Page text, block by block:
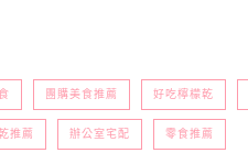
團購美食推薦 好吃檸檬乾
推薦 辦公室宅配 零食推薦